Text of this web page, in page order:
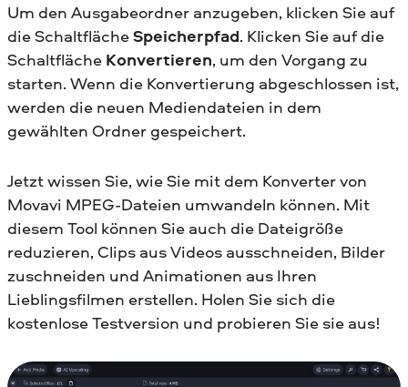
Um den Ausgabeordner anzugeben, klicken Sie auf
die SchaltflächeSpeicherpfad. Klicken Sie auf die
Schaltfläche Konvertieren, um den Vorgang zu
starten. Wenn die Konvertierung abgeschlossen ist,
werden die neuen Mediendateien in dem
gewählten Ordner gespeichert.
Jetzt wissen Sie, wie Sie mit dem Konverter von
Movavi MPEG-Dateien umwandeln können. Mit
diesem Tool können Sie auch die Dateigröße
reduzieren, Clips aus Videos ausschneiden, Bilder
zuschneiden und Animationen aus Ihren
Lieblingsfilmen erstellen. Holen Sie sich die
kostenlose Testversion und probieren Sie sie aus!